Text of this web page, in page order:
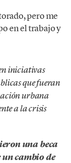
pero me
en el trabajo y
iniciativas
que fueran
urbana
a la crisis
una beca
cambio de